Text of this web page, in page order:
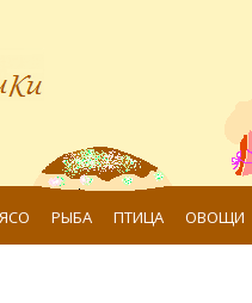
РЫБА ПТИЦА ОВОЩИ